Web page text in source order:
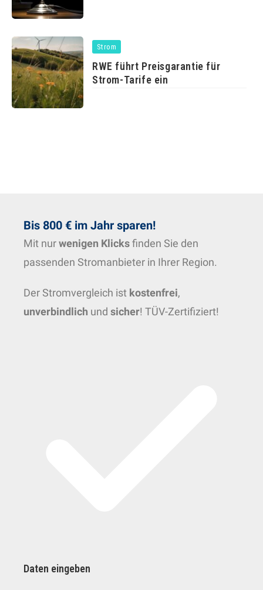
Strom
RWE führt Preisgarantie für
Strom-Tarife ein
Bis 800 € im Jahr sparen!
Mit nurwenigen Klicksfinden Sie den
passenden Stromanbieter in Ihrer Region.
Der Stromvergleich ist kostenfrei,
unverbindlich und sicher! TÜV-Zertifiziert!
Daten eingeben